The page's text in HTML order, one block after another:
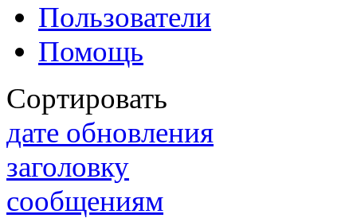
Пользователи
Помощь
Сортировать
дате обновления
заголовку
сообщениям